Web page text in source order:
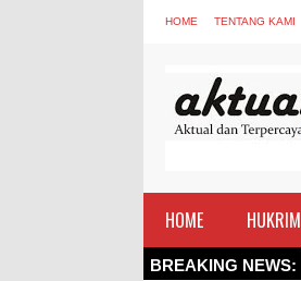
HOME TENTANG KAMI
HOME HUKRIM
BREAKING NEWS: